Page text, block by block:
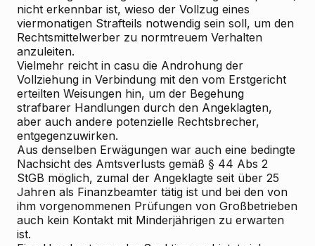
nicht erkennbar ist, wieso der Vollzug eines
viermonatigen Strafteils notwendig sein soll, um den
Rechtsmittelwerber zu normtreuem Verhalten
anzuleiten.
Vielmehr reicht in casu die Androhung der
Vollziehung in Verbindung mit den vom Erstgericht
erteilten Weisungen hin, um der Begehung
strafbarer Handlungen durch den Angeklagten,
aber auch andere potenzielle Rechtsbrecher,
entgegenzuwirken.
Aus denselben Erwägungen war auch eine bedingte
Nachsicht des Amtsverlusts gemäß § 44 Abs 2
StGB möglich, zumal der Angeklagte seit über 25
Jahren als Finanzbeamter tätig ist und bei den von
ihm vorgenommenen Prüfungen von Großbetrieben
auch kein Kontakt mit Minderjährigen zu erwarten
ist.